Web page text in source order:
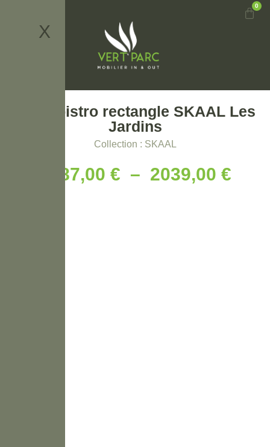
X
0
Table bistro rectangle SKAAL Les
Jardins
Collection : SKAAL
1987,00 € – 2039,00 €